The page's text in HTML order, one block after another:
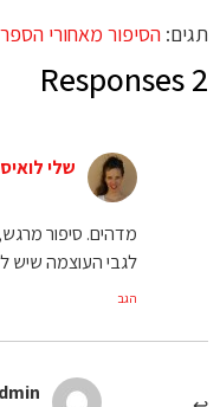
תגים: הסיפור מאחורי הספר
2 Responses
שלי לואיס
מדהים. סיפור
לגבי העוצמה שיש
הגב